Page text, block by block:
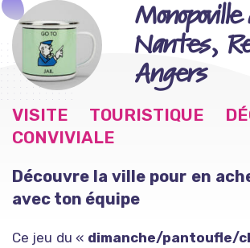
Monopoville
Nantes,
Angers
VISITE TOURISTIQUE
CONVIVIALE
Découvre la ville pour en
avec ton équipe
Ce jeu du « dimanche/pantoufle/